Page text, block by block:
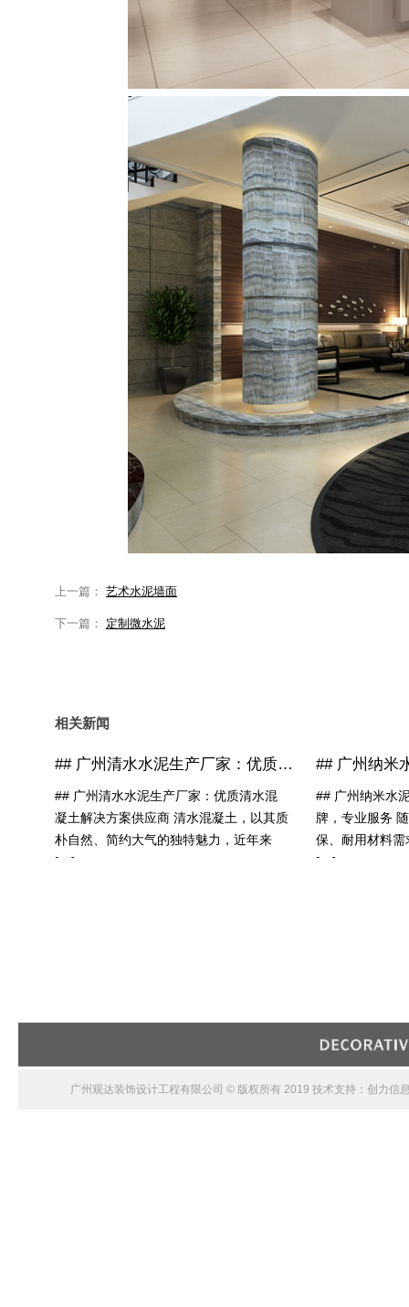
上一篇： 艺术水泥墙面
下一篇： 定制微水泥
相关新闻
## 广州清水水泥生产厂家：优质清水混凝土解决方案供应商
## 广州清水水泥生产厂家：优质清水混
凝土解决方案供应商 清水混凝土，以其质
朴自然、简约大气的独特魅力，近年来
[…]
## 广州纳米水
牌，专业服务
保、耐用材料
[…]
广州观达装饰设计工程有限公司 © 版权所有 2019 技术支持：创力信